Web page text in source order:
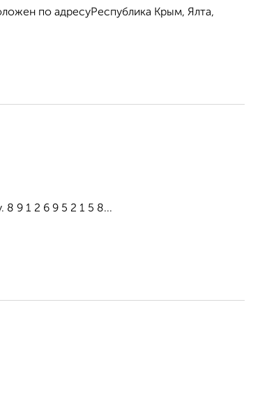
по адресуРеспублика Крым, Ялта,
9 1 2 6 9 5 2 1 5 8...